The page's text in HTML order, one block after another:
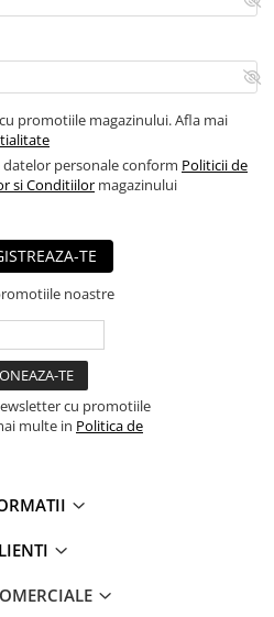
promotiile magazinului. Afla mai
personale conform Politicii de
si Conditiilor magazinului
TE
noastre
cu promotiile
multe in Politica de